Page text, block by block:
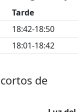
Tarde
18:42-18:50
18:01-18:42
de